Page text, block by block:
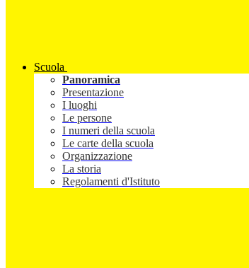
Scuola
Panoramica
Presentazione
I luoghi
Le persone
I numeri della scuola
Le carte della scuola
Organizzazione
La storia
Regolamenti d'Istituto